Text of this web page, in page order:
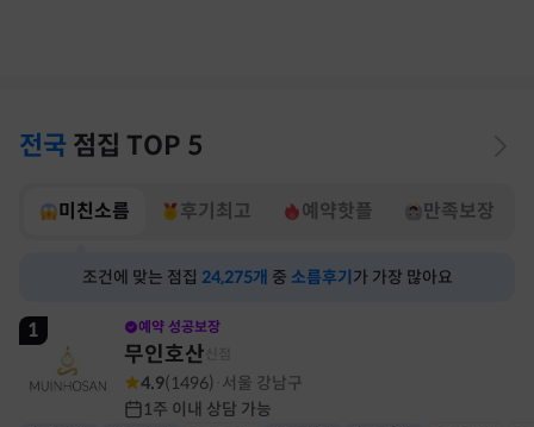
전국 점집 TOP 5
미친소름 후기최고 예약핫플 만족보장
조건에 맞는 점집 24,275개 중 소름후기 가 가장 많아요
1 예약 성공보장
무인호산
4.9(1496) 서울 강남구
1주 이내 상담 가능